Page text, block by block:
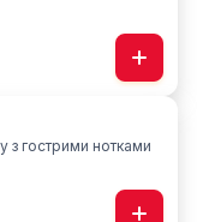
з гострими нотками